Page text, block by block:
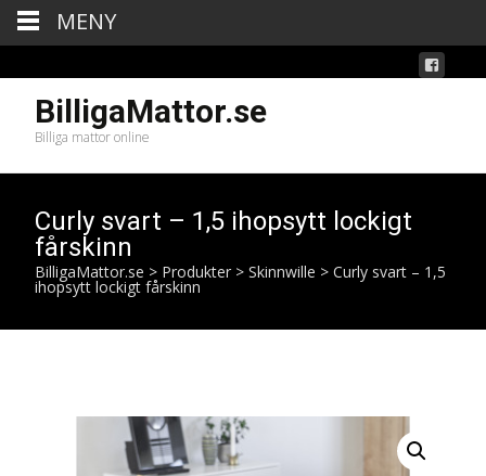
BilligaMattor.se
Billiga mattor online
Curly svart – 1,5 ihopsytt lockigt
fårskinn
BilligaMattor.se > Produkter > Skinnwille > Curly svart – 1,5
ihopsytt lockigt fårskinn
MENY